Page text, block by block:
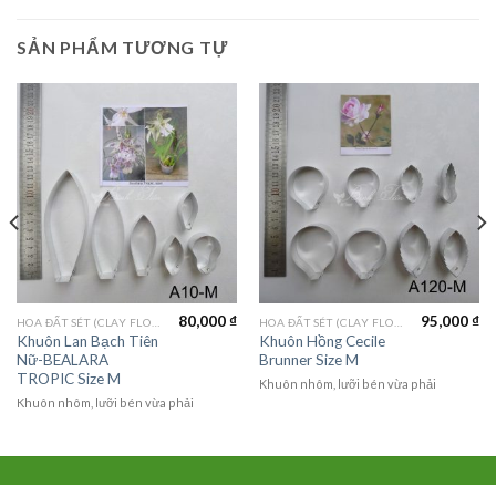
SẢN PHẨM TƯƠNG TỰ
Khuôn Lan Bạch Tiên
Nữ-BEALARA
TROPIC Size M
80,000₫
Khuôn nhôm, lưỡi bén vừa phải
Khuôn Hồng Cecile
Brunner Size M
95,000₫
Khuôn nhôm, lưỡi bén vừa phải